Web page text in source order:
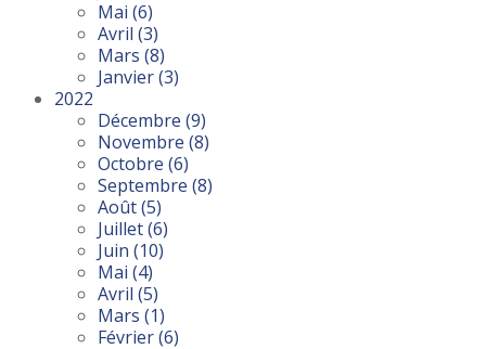
Mai (6)
Avril (3)
Mars (8)
Janvier(3)
2022
Décembre (9)
Novembre (8)
Octobre (6)
Septembre (8)
Août(5)
Juillet(6)
Juin (10)
Mai (4)
Avril (5)
Mars (1)
Février(6)